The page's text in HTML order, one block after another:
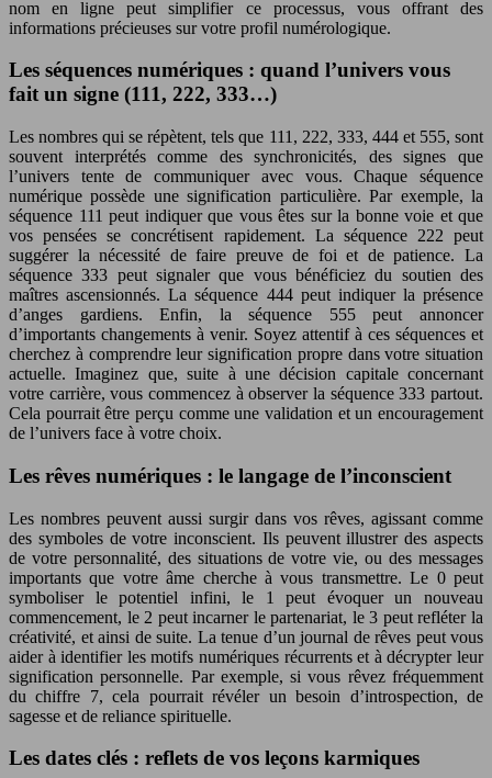
nom en ligne peut simplifier ce processus, vous offrant des
informations précieuses sur votre profil numérologique.
Les séquences numériques : quand l’univers vous
fait un signe (111, 222, 333…)
Les nombres qui se répètent, tels que 111, 222, 333, 444 et 555, sont
souvent interprétés comme des synchronicités, des signes que
l’univers tente de communiquer avec vous. Chaque séquence
numérique possède une signification particulière. Par exemple, la
séquence 111 peut indiquer que vous êtes sur la bonne voie et que
vos pensées se concrétisent rapidement. La séquence 222 peut
suggérer la nécessité de faire preuve de foi et de patience. La
séquence 333 peut signaler que vous bénéficiez du soutien des
maîtres ascensionnés. La séquence 444 peut indiquer la présence
d’anges gardiens. Enfin, la séquence 555 peut annoncer
d’importants changements à venir. Soyez attentif à ces séquences et
cherchez à comprendre leur signification propre dans votre situation
actuelle. Imaginez que, suite à une décision capitale concernant
votre carrière, vous commencez à observer la séquence 333 partout.
Cela pourrait être perçu comme une validation et un encouragement
de l’univers face à votre choix.
Les rêves numériques : le langage de l’inconscient
Les nombres peuvent aussi surgir dans vos rêves, agissant comme
des symboles de votre inconscient. Ils peuvent illustrer des aspects
de votre personnalité, des situations de votre vie, ou des messages
importants que votre âme cherche à vous transmettre. Le 0 peut
symboliser le potentiel infini, le 1 peut évoquer un nouveau
commencement, le 2 peut incarner le partenariat, le 3 peut refléter la
créativité, et ainsi de suite. La tenue d’un journal de rêves peut vous
aider à identifier les motifs numériques récurrents et à décrypter leur
signification personnelle. Par exemple, si vous rêvez fréquemment
du chiffre 7, cela pourrait révéler un besoin d’introspection, de
sagesse et de reliance spirituelle.
Les dates clés : reflets de vos leçons karmiques